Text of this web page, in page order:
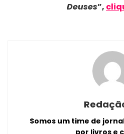
Deuses”,
Somos um time de
por livros e